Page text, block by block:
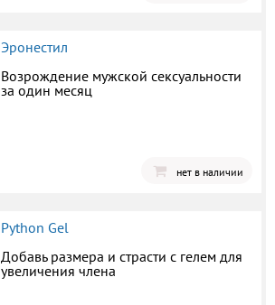
Эронестил
Возрождение мужской сексуальности
за один месяц
нет в наличии
Python Gel
Добавь размера и страсти с гелем для
увеличения члена